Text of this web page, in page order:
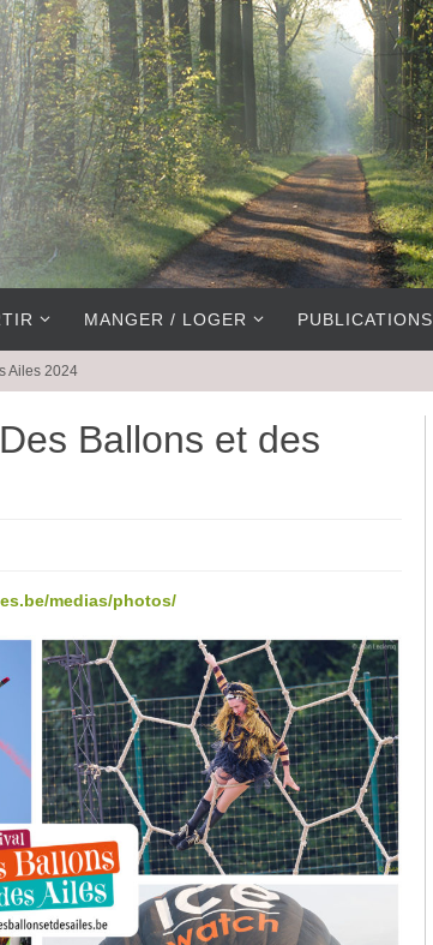
MANGER / LOGER PUBLICATIONS
Ailes 2024
Ballons et des
medias/photos/